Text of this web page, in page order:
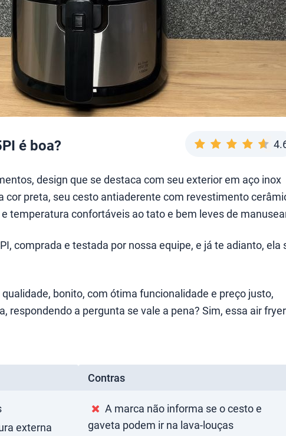
é boa?
design que se destaca com seu exterior em aço inox
cor preta, seu cesto antiaderente com revestimento
temperatura confortáveis ao tato e bem leves de
comprada e testada por nossa equipe, e já te adianto, ela
bonito, com ótima funcionalidade e preço justo,
respondendo a pergunta se vale a pena? Sim, essa air
externa
Contras
A marca não informa se o cesto e
gaveta podem ir na lava-louças